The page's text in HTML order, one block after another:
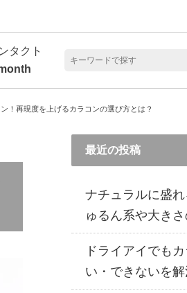
！再現度を上げるカラコンの選び方とは？
最近の投稿
ナチュラルに盛
ゅるん系や大き
ドライアイでも
い・できないを
タクト